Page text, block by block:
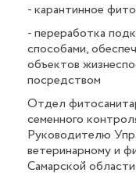
- карантинное
- переработка
способами,
объектов
посредством
Отдел
семенного
Руководителю
ветеринарному и
Самарской